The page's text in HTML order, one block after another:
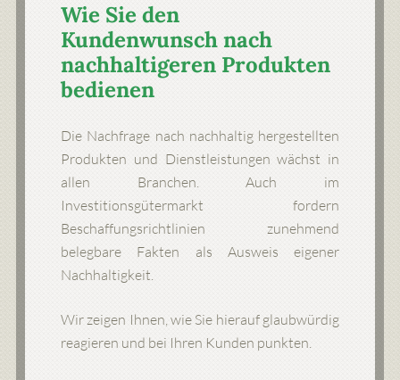
Wie Sie den
Kundenwunsch nach
nachhaltigeren Produkten
bedienen
Die Nachfrage nach nachhaltig hergestellten
Produkten und Dienstleistungen wächst in
allen Branchen. Auch im
Investitionsgütermarkt fordern
Beschaffungsrichtlinien zunehmend
belegbare Fakten als Ausweis eigener
Nachhaltigkeit.
Wir zeigen Ihnen, wie Sie hierauf glaubwürdig
reagieren und bei Ihren Kunden punkten.